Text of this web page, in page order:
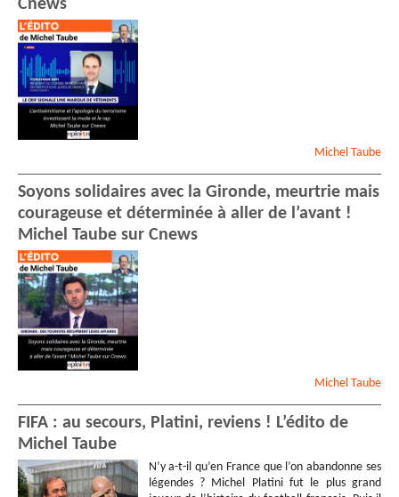
Cnews
Michel Taube
Soyons solidaires avec la Gironde, meurtrie mais
courageuse et déterminée à aller de l’avant !
Michel Taube sur Cnews
Michel Taube
FIFA : au secours, Platini, reviens ! L’édito de
Michel Taube
N’y a-t-il qu’en France que l’on abandonne ses
légendes ? Michel Platini fut le plus grand